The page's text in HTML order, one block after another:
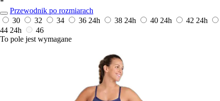
*
Przewodnik po rozmiarach
30
32 34 36 24h 38 24h 40 24h 42 24h
44 24h
46
To pole jest wymagane